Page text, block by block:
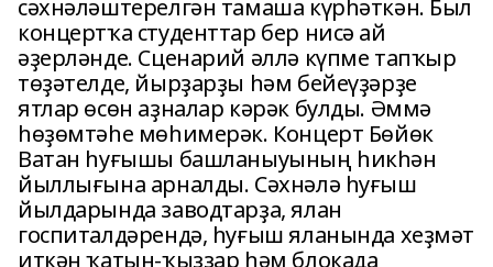
сәхнәләштерелгән тамаша күрһәткән. Был
концертҡа студенттар бер нисә ай
әҙерләнде. Сценарий әллә күпме тапҡыр
төҙәтелде, йырҙарҙы һәм бейеүҙәрҙе
ятлар өсөн аҙналар кәрәк булды. Әммә
һөҙөмтәһе мөһимерәк. Концерт Бөйөк
Ватан һуғышы башланыуының һикһән
йыллығына арналды. Сәхнәлә һуғыш
йылдарында заводтарҙа, ялан
госпиталдәрендә, һуғыш яланында хеҙмәт
иткән ҡатын-ҡыҙҙар һәм блокада